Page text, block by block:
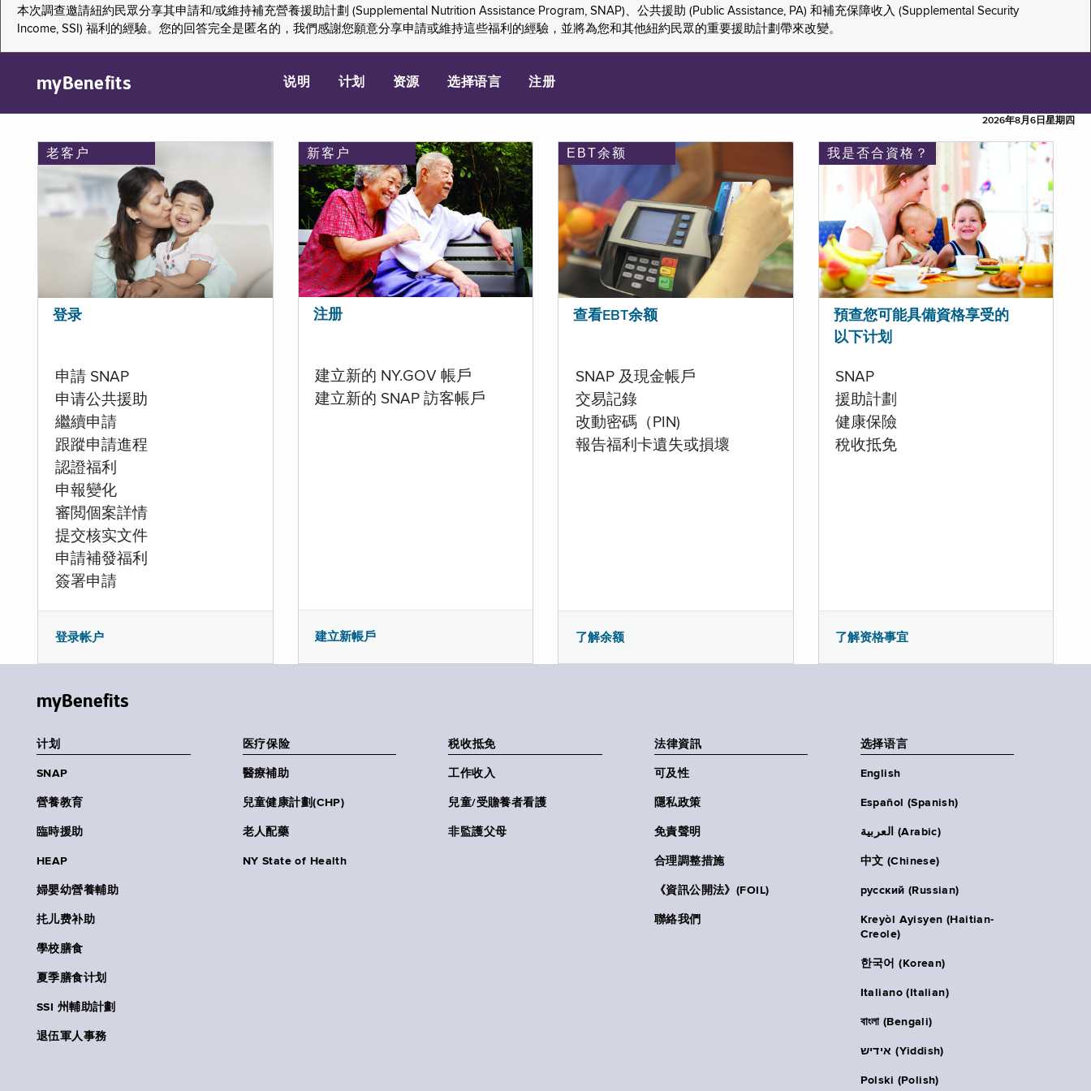
本次調查邀請紐約民眾分享其申請和/或維持補充營養援助計劃 (Supplemental Nutrition Assistance Program, SNAP)、公共援助 (Public Assistance, PA) 和補充保障收入 (Supplemental Security
Income, SSI) 福利的經驗。您的回答完全是匿名的，我們感謝您願意分享申請或維持這些福利的經驗，並將為您和其他紐約民眾的重要援助計劃帶來改變。
myBenefits 说明 计划 资源 选择语言 注册
2026年8月6日星期四
老客户
登录
申請 SNAP
申请公共援助
繼續申請
跟蹤申請進程
認證福利
申報變化
審閲個案詳情
提交核实文件
申請補發福利
簽署申請
登录帐户
新客户
注册
建立新的 NY.GOV 帳戶
建立新的 SNAP 訪客帳戶
建立新帳戶
EBT余额
查看EBT余额
SNAP 及現金帳戶
交易記錄
改動密碼（PIN)
報告福利卡遺失或損壞
了解余额
我是否合資格？
預查您可能具備資格享受的
以下计划
SNAP
援助計劃
健康保險
稅收抵免
了解资格事宜
myBenefits
计划
SNAP
營養教育
臨時援助
HEAP
婦嬰幼營養輔助
扥儿费补助
學校膳食
夏季膳食计划
SSI 州輔助計劃
退伍軍人事務
医疗保险
醫療補助
兒童健康計劃(CHP)
老人配藥
NY State of Health
税收抵免
工作收入
兒童/受贍養者看護
非監護父母
法律資訊
可及性
隱私政策
免責聲明
合理調整措施
《資訊公開法》(FOIL)
聯絡我們
选择语言
English
Español (Spanish)
العربية (Arabic)
中文 (Chinese)
русский (Russian)
Kreyòl Ayisyen (Haitian-
Creole)
한국어 (Korean)
Italiano (Italian)
বাংলা (Bengali)
אידיש (Yiddish)
Polski (Polish)